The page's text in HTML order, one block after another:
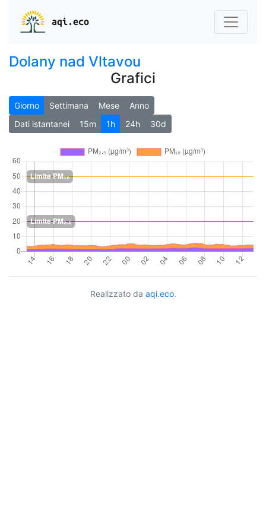
aqi.eco
Dolany nad Vltavou
Grafici
Giorno Settimana Mese
Anno
Dati istantanei
15m 1h 24h 30d
Realizzato da aqi.eco.